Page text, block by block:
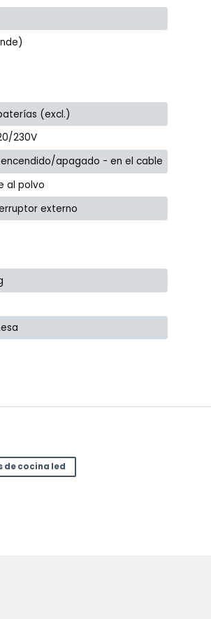
(excl.)
230V
apagado - en el cable
al polvo
externo
de cocina led